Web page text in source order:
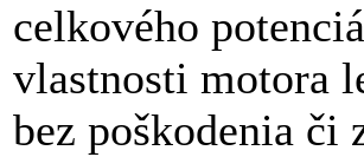
celkového
vlastnosti motora
bez poškodenia